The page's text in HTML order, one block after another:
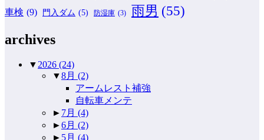
車検 (9) 門入ダム (5) 防湿庫 (3) 雨男 (55)
archives
▼ 2026 (24)
▼8月 (2)
アームレスト補強
自転車メンテ
► 7月 (4)
►6月 (2)
► 5月 (4)